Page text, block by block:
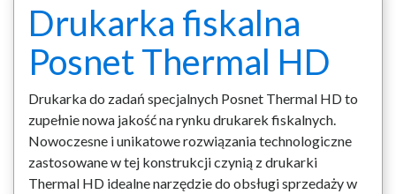
Drukarka fiskalna
Posnet Thermal HD
Drukarka do zadań specjalnych Posnet Thermal HD to
zupełnie nowa jakość na rynku drukarek fiskalnych.
Nowoczesne i unikatowe rozwiązania technologiczne
zastosowane w tej konstrukcji czynią z drukarki
Thermal HD idealne narzędzie do obsługi sprzedaży w